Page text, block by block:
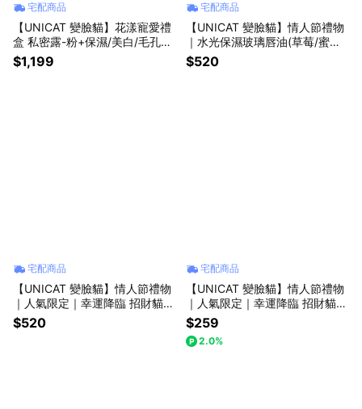
宅配商品
【UNICAT 變臉貓】花漾寵愛禮
盒 私密露-粉+保濕/美白/毛孔精
華(3選1)+紅石榴櫻花/烏龍茶甜
瓜/橙花柚子身體油(3選2)+紅石
$1,199
宅配商品
【UNICAT 變臉貓】情人節禮物
｜水光保濕玻璃唇油(草莓/蜜桃/
蜂蜜)3選2+花花世界5入護手霜
禮盒組 七夕禮物 女友禮物 買就
$520
宅配商品
【UNICAT 變臉貓】情人節禮物
｜人氣限定｜幸運降臨 招財貓護
手霜2入禮盒X2+櫻花紛飛/藝術
家 5色眼影盤 選1 七夕禮物 女友
$520
宅配商品
【UNICAT 變臉貓】情人節禮物
｜人氣限定｜幸運降臨 招財貓護
手霜2入禮盒(紫)+送乳木果迷你
護手霜 生日禮盒 七夕禮物 女友
禮物 買就送-限量萌貓感謝卡
$259
2.0%